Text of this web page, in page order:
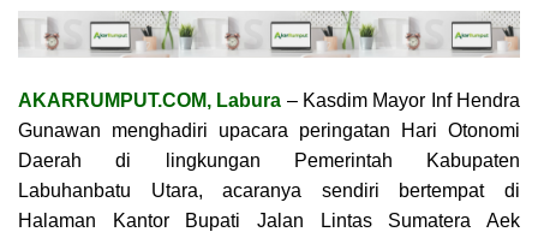
AKARRUMPUT.COM, Labura – Kasdim Mayor Inf Hendra
Gunawan menghadiri upacara peringatan Hari Otonomi
Daerah di lingkungan Pemerintah Kabupaten
Labuhanbatu Utara, acaranya sendiri bertempat di
Halaman Kantor Bupati Jalan Lintas Sumatera Aek